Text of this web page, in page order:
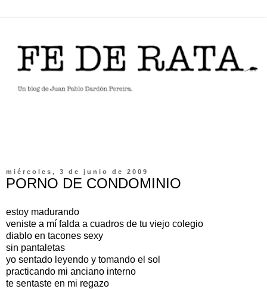
miércoles, 3 de junio de 2009
PORNO DE CONDOMINIO
estoy madurando
veniste a mí falda a cuadros de tu viejo colegio
diablo en tacones sexy
sin pantaletas
yo sentado leyendo y tomando el sol
practicando mi anciano interno
te sentaste en mi regazo